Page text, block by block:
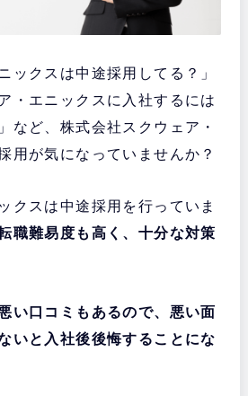
ックスは中途採用してる？」
・エニックスに入社するには
など、株式会社スクウェア・
用が気になっていませんか？
クスは中途採用を行っていま
職難易度も高く、十分な対策
い口コミもあるので、悪い面
いと入社後後悔することにな